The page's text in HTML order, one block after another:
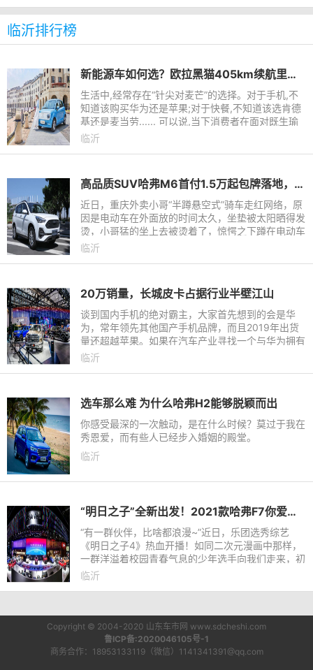
临沂排行榜
新能源车如何选？欧拉黑猫405km续航里程甩零跑T03八条街
生活中,经常存在“针尖对麦芒”的选择。对于手机,不
知道该购买华为还是苹果;对于快餐,不知道该选肯德
基还是麦当劳...... 可以说,当下消费者在面对既生瑜
何生亮，实力比较接近的产品时，尤其对于追求完
临沂
高品质SUV哈弗M6首付1.5万起包牌落地，从此告别单车和摩托
近日，重庆外卖小哥“半蹲悬空式”骑车走红网络，原
因是电动车在外面放的时间太久，坐垫被太阳晒得发
烫，小哥猛的坐上去被烫着了，惊愕之下蹲在电动车
上骑车继续行驶。这一视频引得无数网友评论都说太
临沂
20万销量，长城皮卡占据行业半壁江山
谈到国内手机的绝对霸主，大家首先想到的会是华
为，常年领先其他国产手机品牌，而且2019年出货
量还超越苹果。如果在汽车产业寻找一个与华为拥有
相同地位的品牌，长城皮卡绝对是首选。长城皮卡已
临沂
选车那么难 为什么哈弗H2能够脱颖而出
你感受最深的一次触动，是在什么时候？莫过于我在
秀恩爱，而有些人已经步入婚姻的殿堂。
临沂
“明日之子”全新出发！2021款哈弗F7你爱的样子它都有！
“有一群伙伴，比啥都浪漫~”近日，乐团选秀综艺
《明日之子4》热血开播！如同二次元漫画中那样，
一群洋溢着校园青春气息的少年选手向我们走来，初
入“江湖”的他们却个个身怀绝技——视效压倒全场的
临沂
Copyright © 2004-2020 山东车市网 www.sdcheshi.com
鲁ICP备:2020046105号-1
商务合作：18953133119（微信）1141341391@qq.com